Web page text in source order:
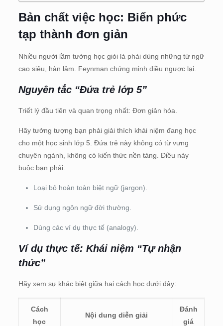
Bản chất việc học: Biến phức
tạp thành đơn giản
Nhiều người lầm tưởng học giỏi là phải dùng những từ ngữ
cao siêu, hàn lâm. Feynman chứng minh điều ngược lại.
Nguyên tắc “Đứa trẻ lớp 5”
Triết lý đầu tiên và quan trọng nhất: Đơn giản hóa.
Hãy tưởng tượng bạn phải giải thích khái niệm đang học
cho một học sinh lớp 5. Đứa trẻ này không có từ vựng
chuyên ngành, không có kiến thức nền tảng. Điều này
buộc bạn phải:
Loại bỏ hoàn toàn biệt ngữ (jargon).
Sử dụng ngôn ngữ đời thường.
Dùng các ví dụ thực tế (analogy).
Ví dụ thực tế: Khái niệm “Tự nhận
thức”
Hãy xem sự khác biệt giữa hai cách học dưới đây:
Cách
học
Nội dung diễn giải
Đánh
giá